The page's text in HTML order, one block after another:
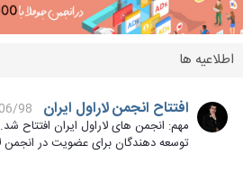
اطلاعیه ها
افتتاح انجمن لاراول ایران
98
مهم: انجمن های لاراول ایران افتتاح شد.
توسعه دهندگان برای عضویت در انجمن